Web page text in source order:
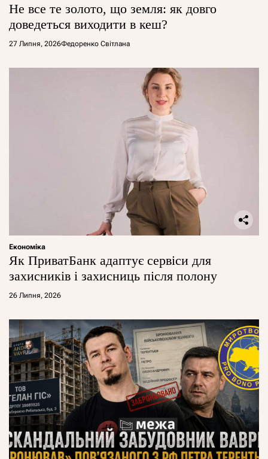
Не все те золото, що земля: як довго
доведеться виходити в кеш?
27 Липня, 2026Федоренко Світлана
Економіка
Як ПриватБанк адаптує сервіси для
захисників і захисниць після полону
26 Липня, 2026